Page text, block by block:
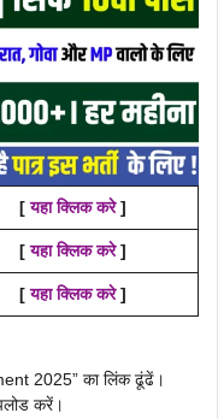
[यहा क्लिक करे]
[यहा क्लिक करे]
[यहा क्लिक करे]
2025” का लिंक ढूंढें।
करें।